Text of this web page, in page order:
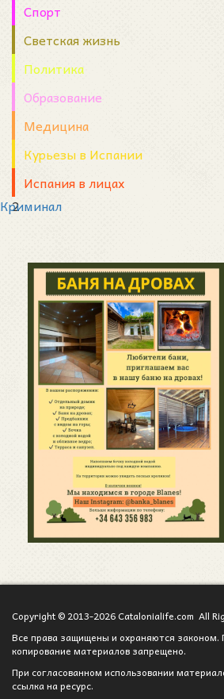
Спорт
Светская жизнь
Политика
Образование
Медицина
Курьезы в Испании
Испания в лицах
Криминал
2
Copyright © 2013-2026 Catalonialife.com All
Все права защищены и охраняются законом.
копирование материалов запрещено.
При согласованном использовании
ссылка на ресурс.